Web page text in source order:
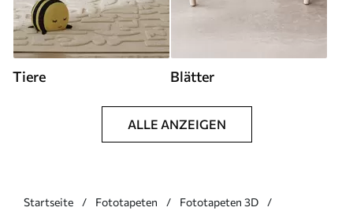
Tiere Blätter
ALLE ANZEIGEN
Startseite Fototapeten
Fototapeten 3D